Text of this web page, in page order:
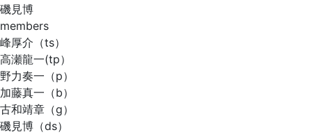
磯見博
members
峰厚介（ts）
高瀬龍一(tp）
野力奏一（p）
加藤真一（b）
古和靖章（g）
磯見博（ds）